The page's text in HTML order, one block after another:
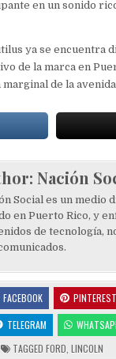
en un sonido
ya se encuentra
de la marca en
de la
Nación
Social es un medio
en Puerto Rico, y
de tecnología,
FACEBOOK PINTEREST
TELEGRAM
TAGGED FORD LINCOLN